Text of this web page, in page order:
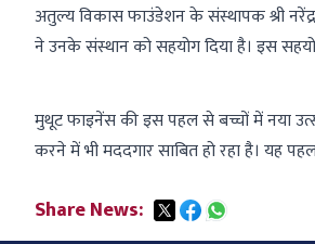
अतुल्य विकास फाउंडेशन के संस्थापक श्री
ने उनके संस्थान को सहयोग दिया है। इस
मुथूट फाइनेंस की इस पहल से बच्चों में नया
करने में भी मददगार साबित हो रहा है। यह
Share News: